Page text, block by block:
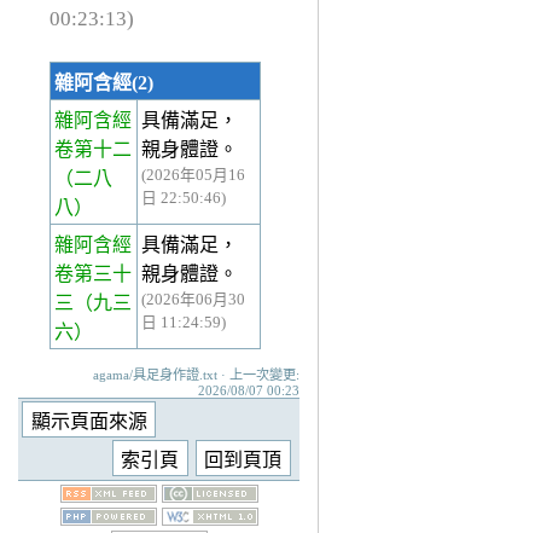
00:23:13)
雜阿含經(2)
雜阿含經
卷第十二
（二八
八）
具備滿足，
親身體證。
(2026年05月16
日 22:50:46)
雜阿含經
卷第三十
三
（九三
六）
具備滿足，
親身體證。
(2026年06月30
日 11:24:59)
agama/具足身作證.txt · 上一次變更:
2026/08/07 00:23